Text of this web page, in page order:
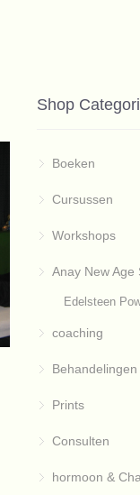
Shop
Boeken
Cursussen
Workshops
Anay New Age
Edelsteen
coaching
Prints
Consulten
hormoon &